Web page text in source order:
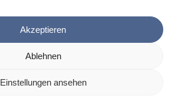
Akzeptieren
Ablehnen
Einstellungen ansehen